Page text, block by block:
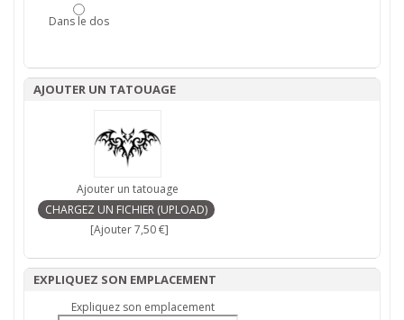
Dans le dos
AJOUTER UN TATOUAGE
Ajouter un tatouage
[Ajouter 7,50 €]
EXPLIQUEZ SON EMPLACEMENT
Expliquez son emplacement